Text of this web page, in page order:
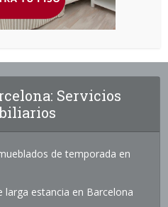
Servicios
de temporada en
estancia en Barcelona